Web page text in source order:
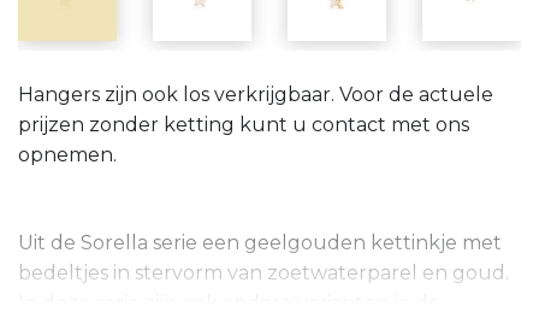
Uit de Sorella serie een geelgouden kettinkje met
bedeltjes in stervorm van zoetwaterparel en goud.
Hangers zijn ook los verkrijgbaar. Voor de actuele
prijzen zonder ketting kunt u contact met ons
opnemen.